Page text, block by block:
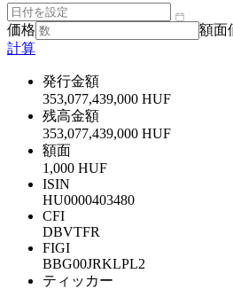
価格
額面
計算
発行金額
353,077,439,000 HUF
残高金額
353,077,439,000 HUF
額面
1,000 HUF
ISIN
HU0000403480
CFI
DBVTFR
FIGI
BBG00JRKLPL2
ティッカー